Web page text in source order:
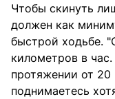
Чтобы скинуть
должен как
быстрой ходьбе.
километров в
протяжении от 20
поднимаетесь